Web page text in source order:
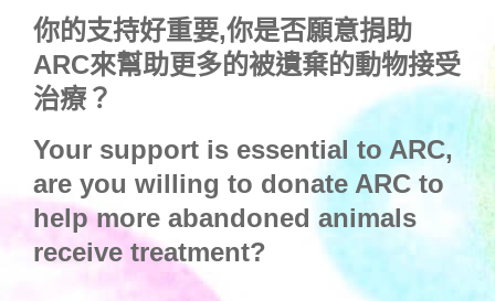
你的支持好重要,你是否願意捐助
ARC來幫助更多的被遺棄的動物接受
治療？
Your support is essential to ARC,
are you willing to donate ARC to
help more abandoned animals
receive treatment?